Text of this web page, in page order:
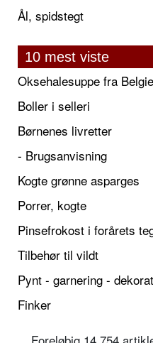
Ål, spidstegt
10 mest viste
Oksehalesuppe fra
Boller i selleri
Børnenes livretter
- Brugsanvisning
Kogte grønne asparges
Porrer, kogte
Pinsefrokost i forårets
Tilbehør til vildt
Pynt - garnering -
Finker